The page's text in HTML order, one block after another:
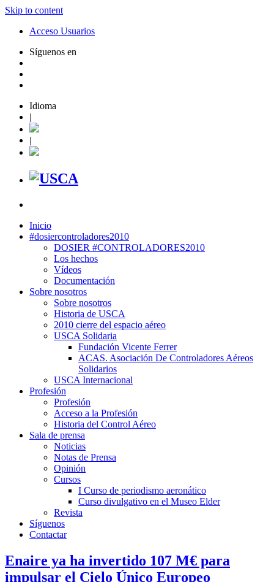
Skip to content
Acceso Usuarios
Síguenos en
Idioma
|
|
Inicio
#dosiercontroladores2010
DOSIER #CONTROLADORES2010
Los hechos
Vídeos
Documentación
Sobre nosotros
Sobre nosotros
Historia de USCA
2010 cierre del espacio aéreo
USCA Solidaria
Fundación Vicente Ferrer
ACAS. Asociación De Controladores Aéreos
Solidarios
USCA Internacional
Profesión
Profesión
Acceso a la Profesión
Historia del Control Aéreo
Sala de prensa
Noticias
Notas de Prensa
Opinión
Cursos
I Curso de periodismo aeronático
Curso divulgativo en el Museo Elder
Revista
Síguenos
Contactar
Enaire ya ha invertido 107 M€ para
impulsar el Cielo Único Europeo